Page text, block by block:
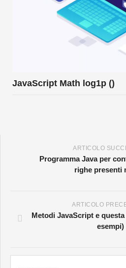
JavaScript Math log1p ()
ARTICOLO
Programma Java per
righe presenti
ARTICOLO
Metodi JavaScript e
esempi)